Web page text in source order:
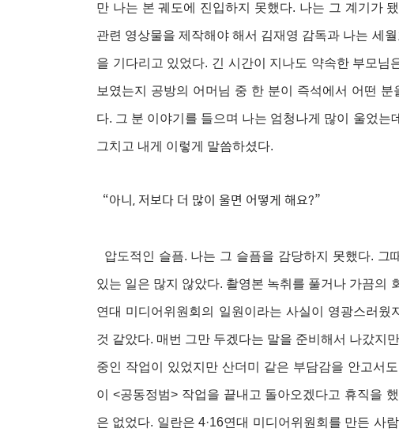
만 나는 본 궤도에 진입하지 못했다. 나는 그 계기가
관련 영상물을 제작해야 해서 김재영 감독과 나는 세
을 기다리고 있었다. 긴 시간이 지나도 약속한 부모님
보였는지 공방의 어머님 중 한 분이 즉석에서 어떤
다. 그 분 이야기를 들으며 나는 엄청나게 많이 울었
그치고 내게 이렇게 말씀하셨다.
“아니, 저보다 더 많이 울면 어떻게 해요?”
압도적인 슬픔. 나는 그 슬픔을 감당하지 못했다. 그
있는 일은 많지 않았다. 촬영본 녹취를 풀거나 가끔의
연대 미디어위원회의 일원이라는 사실이 영광스러
것 같았다. 매번 그만 두겠다는 말을 준비해서 나갔지
중인 작업이 있었지만 산더미 같은 부담감을 안고서
이 <공동정범> 작업을 끝내고 돌아오겠다고 휴직을
은 없었다. 일란은 4·16연대 미디어위원회를 만든 사